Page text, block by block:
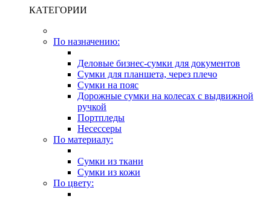
КАТЕГОРИИ
По назначению:
Деловые бизнес-сумки для документов
Сумки для планшета, через плечо
Сумки на пояс
Дорожные сумки на колесах с выдвижной
ручкой
Портпледы
Несессеры
По материалу:
Сумки из ткани
Сумки из кожи
По цвету: